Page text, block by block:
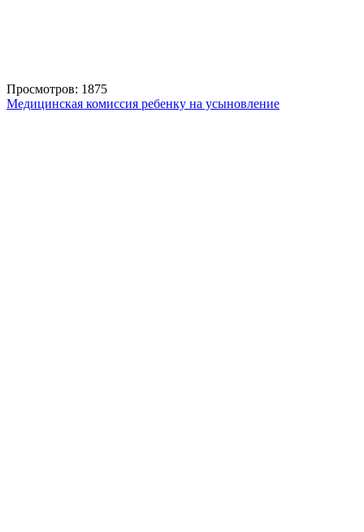
Просмотров: 1875
Медицинская комиссия ребенку на усыновление